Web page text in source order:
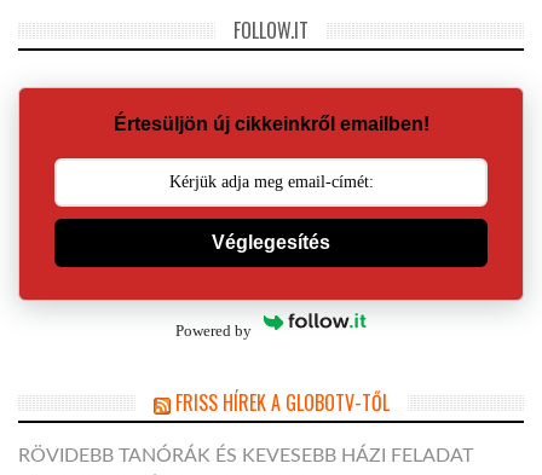
FOLLOW.IT
Értesüljön új cikkeinkről emailben!
Véglegesítés
Powered by
FRISS HÍREK A GLOBOTV-TŐL
RÖVIDEBB TANÓRÁK ÉS KEVESEBB HÁZI FELADAT